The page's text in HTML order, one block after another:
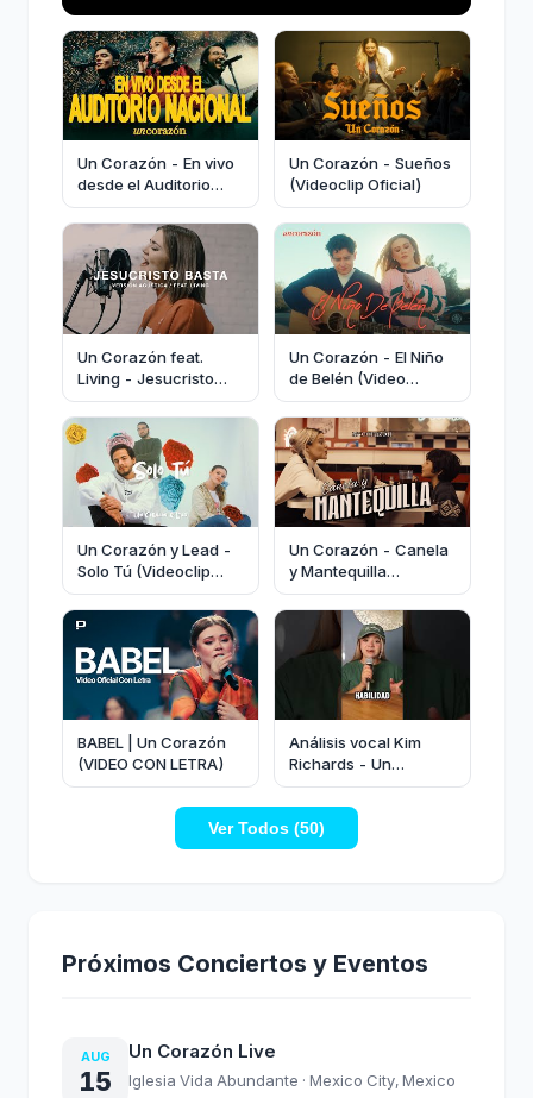
Un Corazón - En vivo
desde el Auditorio
Nacional (Concierto
Completo)
Un Corazón - Sueños
(Videoclip Oficial)
Un Corazón feat.
Living - Jesucristo
Basta (Versión
acústica)
Un Corazón - El Niño
de Belén (Video
Oficial)
Un Corazón y Lead -
Solo Tú (Videoclip
Oficial)
Un Corazón - Canela
y Mantequilla
(Videoclip Oficial)
BABEL | Un Corazón
(VIDEO CON LETRA)
Análisis vocal Kim
Richards - Un
Corazón (extracto)
#musica #tipsdecanto
#aprendecanto
Ver Todos (50)
Próximos Conciertos y Eventos
AUG
15
Un Corazón Live
Iglesia Vida Abundante · Mexico City, Mexico